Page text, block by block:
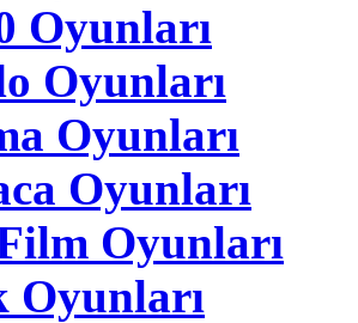
Oyunları
Oyunları
Oyunları
Oyunları
Oyunları
Oyunları